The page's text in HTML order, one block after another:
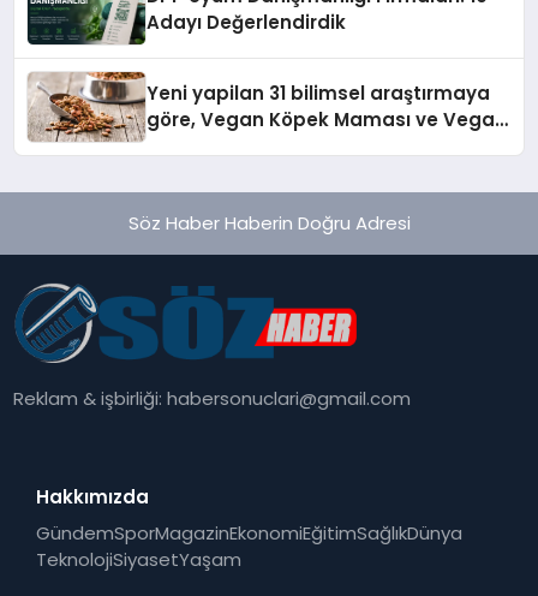
Adayı Değerlendirdik
Yeni yapilan 31 bilimsel araştırmaya
göre, Vegan Köpek Maması ve Vegan
Söz Haber Haberin Doğru Adresi
Reklam & işbirliği:habersonuclari@gmail.com
Hakkımızda
GündemSporMagazinEkonomiEğitimSağlıkDünya
TeknolojiSiyasetYaşam